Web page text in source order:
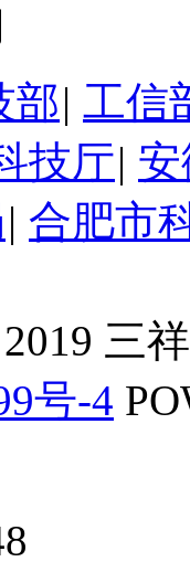
部| 工信
技厅|
| 合肥市
三
号-4